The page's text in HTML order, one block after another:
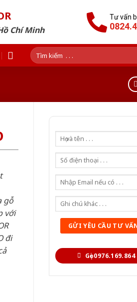
Chí Minh
Tư vấn
Tìm
kiếm:
Gọi 0976.169.864
gỗ
với
đi